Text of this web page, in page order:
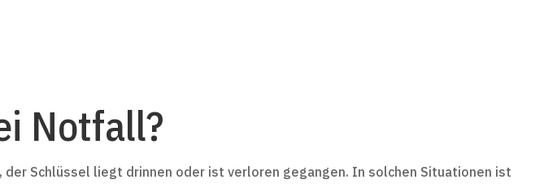
Notfall?
Schlüssel liegt drinnen oder ist verloren gegangen. In solchen Situationen ist